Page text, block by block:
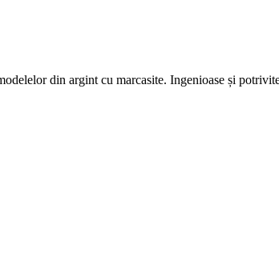
din argint cu marcasite. Ingenioase și